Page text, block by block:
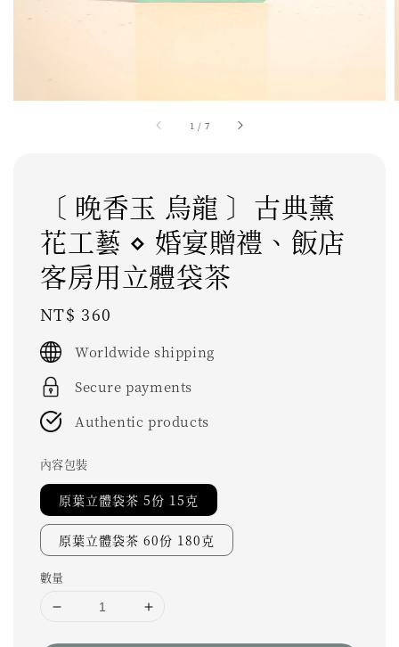
1 / 7
〔 晚香玉 烏龍 〕古典薰
花工藝 ⋄ 婚宴贈禮、飯店
客房用立體袋茶
Regular
price
NT$ 360
Worldwide shipping
Secure payments
Authentic products
內容包裝
原葉立體袋茶 5份 15克
原葉立體袋茶 60份 180克
數量